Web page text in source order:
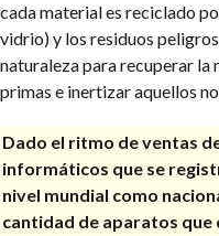
cada material es reciclado
vidrio) y los residuos
naturaleza para recuperar
primas e inertizar aquellos
Dado el ritmo de ventas
informáticos que se
nivel mundial como
cantidad de aparatos que